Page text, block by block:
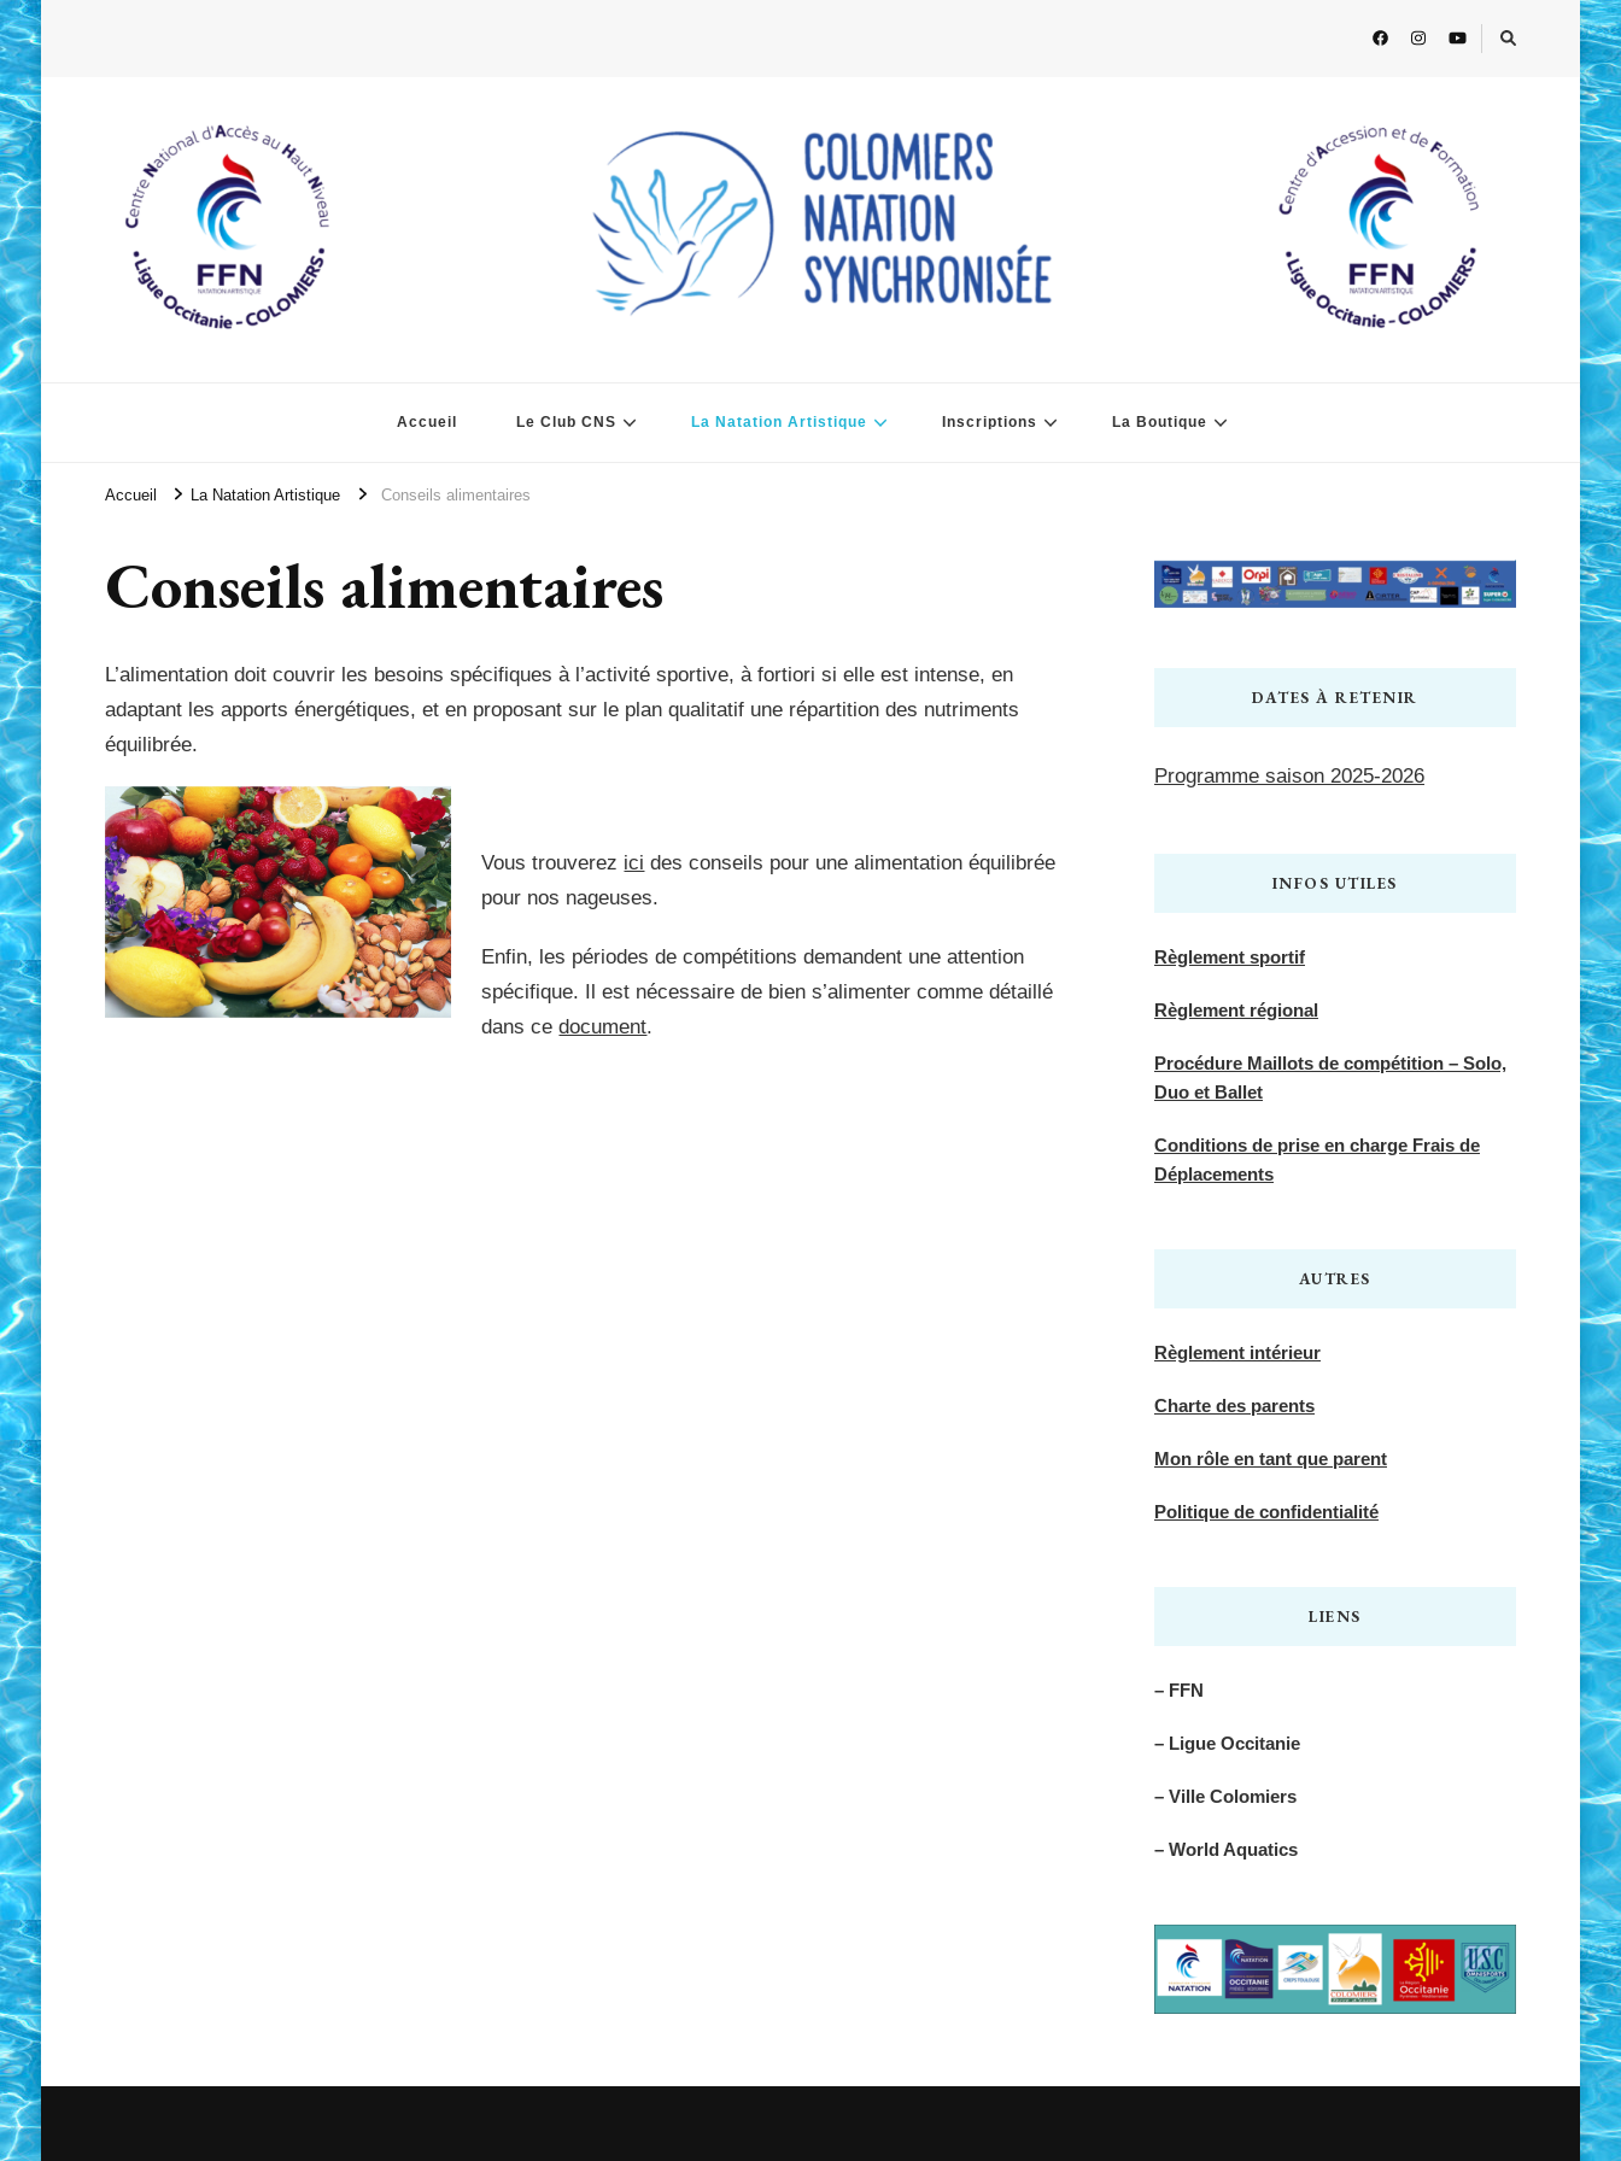
Accueil Le Club CNS La Natation Artistique Inscriptions La Boutique
Accueil La Natation Artistique Conseils alimentaires
Conseils alimentaires
L’alimentation doit couvrir les besoins spécifiques à l’activité sportive, à fortiori si elle est intense, en
adaptant les apports énergétiques, et en proposant sur le plan qualitatif une répartition des nutriments
équilibrée.
Vous trouverez ici des conseils pour une alimentation équilibrée
pour nos nageuses.
Enfin, les périodes de compétitions demandent une attention
spécifique. Il est nécessaire de bien s’alimenter comme détaillé
dans cedocument.
DATES À RETENIR
Programme saison 2025-2026
INFOS UTILES
Règlement sportif
Règlement régional
Procédure Maillots de compétition – Solo,
Duo et Ballet
Conditions de prise en charge Frais de
Déplacements
AUTRES
Règlement intérieur
Charte des parents
Mon rôle en tant que parent
Politique de confidentialité
LIENS
– FFN
– Ligue Occitanie
– Ville Colomiers
– World Aquatics